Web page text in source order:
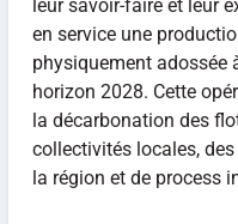
leur savoir-faire et leur
en service une
physiquement adossée
horizon 2028. Cette
la décarbonation des
collectivités locales,
la région et de process